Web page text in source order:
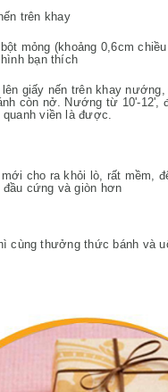
trên khay
(khoảng 0,6cm chiều
bạn thích
nến trên khay nướng,
còn nở. Nướng từ 10'-12',
viền là được.
ra khỏi lò, rất mềm, để
đầu cứng và giòn hơn
thưởng thức bánh và